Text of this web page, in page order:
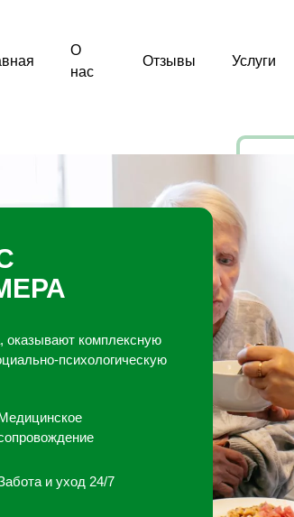
О
нас
Отзывы Услуги
оказывают комплексную
психологическую
и уход 24/7